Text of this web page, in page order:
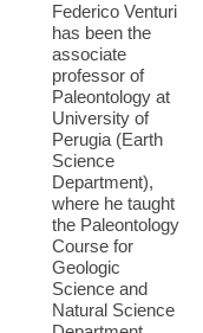
Federico Venturi
has been the
associate
professor of
Paleontology at
University of
Perugia (Earth
Science
Department),
where he taught
the Paleontology
Course for
Geologic
Science and
Natural Science